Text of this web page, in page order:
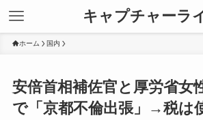
キャプチャーラ
ホーム 国内
安倍首相補佐官と厚労省女
で「京都不倫出張」→税は